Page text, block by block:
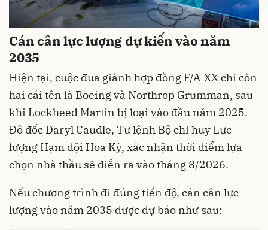
Cán cân lực lượng dự kiến vào năm
2035
Hiện tại, cuộc đua giành hợp đồng F/A-XX chỉ còn
hai cái tên là Boeing và Northrop Grumman, sau
khi Lockheed Martin bị loại vào đầu năm 2025.
Đô đốc Daryl Caudle, Tư lệnh Bộ chỉ huy Lực
lượng Hạm đội Hoa Kỳ, xác nhận thời điểm lựa
chọn nhà thầu sẽ diễn ra vào tháng 8/2026.
Nếu chương trình đi đúng tiến độ, cán cân lực
lượng vào năm 2035 được dự báo như sau: